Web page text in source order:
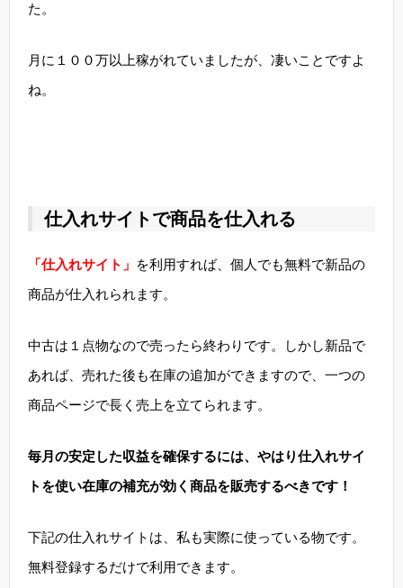
た。
月に１００万以上稼がれていましたが、凄いことですよ
ね。
仕入れサイトで商品を仕入れる
「仕入れサイト」 を利用すれば、個人でも無料で新品の
商品が仕入れられます。
中古は１点物なので売ったら終わりです。しかし新品で
あれば、売れた後も在庫の追加ができますので、一つの
商品ページで長く売上を立てられます。
毎月の安定した収益を確保するには、やはり仕入れサイ
トを使い在庫の補充が効く商品を販売するべきです！
下記の仕入れサイトは、私も実際に使っている物です。
無料登録するだけで利用できます。